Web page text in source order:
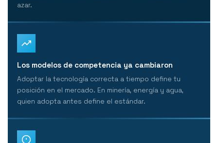
azar.
Los modelos de competencia ya cambiaron
Adoptar la tecnología correcta a tiempo define tu
posición en el mercado. En minería, energía y agua,
quien adopta antes define el estándar.